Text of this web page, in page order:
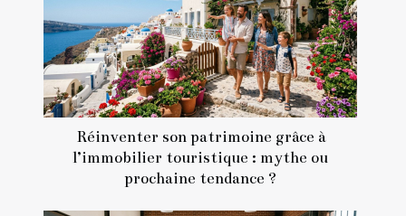
Réinventer son patrimoine grâce à
l’immobilier touristique : mythe ou
prochaine tendance ?